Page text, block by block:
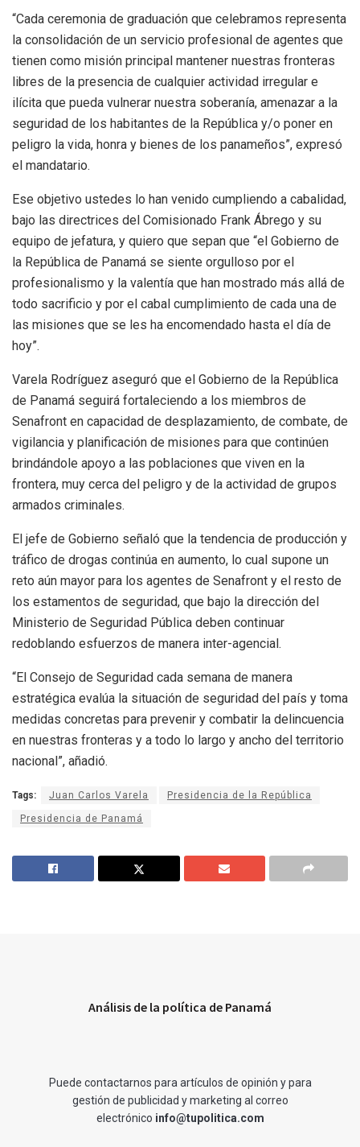
“Cada ceremonia de graduación que celebramos representa
la consolidación de un servicio profesional de agentes que
tienen como misión principal mantener nuestras fronteras
libres de la presencia de cualquier actividad irregular e
ilícita que pueda vulnerar nuestra soberanía, amenazar a la
seguridad de los habitantes de la República y/o poner en
peligro la vida, honra y bienes de los panameños”, expresó
el mandatario.
Ese objetivo ustedes lo han venido cumpliendo a cabalidad,
bajo las directrices del Comisionado Frank Ábrego y su
equipo de jefatura, y quiero que sepan que “el Gobierno de
la República de Panamá se siente orgulloso por el
profesionalismo y la valentía que han mostrado más allá de
todo sacrificio y por el cabal cumplimiento de cada una de
las misiones que se les ha encomendado hasta el día de
hoy”.
Varela Rodríguez aseguró que el Gobierno de la República
de Panamá seguirá fortaleciendo a los miembros de
Senafront en capacidad de desplazamiento, de combate, de
vigilancia y planificación de misiones para que continúen
brindándole apoyo a las poblaciones que viven en la
frontera, muy cerca del peligro y de la actividad de grupos
armados criminales.
El jefe de Gobierno señaló que la tendencia de producción y
tráfico de drogas continúa en aumento, lo cual supone un
reto aún mayor para los agentes de Senafront y el resto de
los estamentos de seguridad, que bajo la dirección del
Ministerio de Seguridad Pública deben continuar
redoblando esfuerzos de manera inter-agencial.
“El Consejo de Seguridad cada semana de manera
estratégica evalúa la situación de seguridad del país y toma
medidas concretas para prevenir y combatir la delincuencia
en nuestras fronteras y a todo lo largo y ancho del territorio
nacional”, añadió.
Tags: Juan Carlos Varela Presidencia de la República
Presidencia de Panamá
Análisis de la política de Panamá
Puede contactarnos para artículos de opinión y para
gestión de publicidad y marketing al correo
electrónico info@tupolitica.com